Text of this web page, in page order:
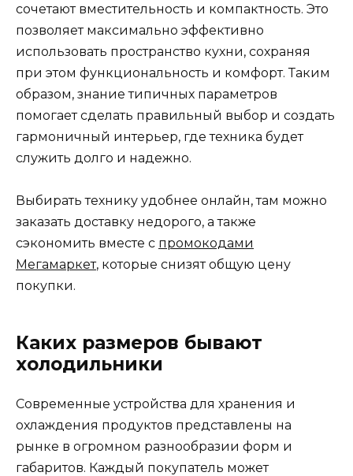
сочетают вместительность и компактность. Это
позволяет максимально эффективно
использовать пространство кухни, сохраняя
при этом функциональность и комфорт. Таким
образом, знание типичных параметров
помогает сделать правильный выбор и создать
гармоничный интерьер, где техника будет
служить долго и надежно.
Выбирать технику удобнее онлайн, там можно
заказать доставку недорого, а также
сэкономить вместе с промокодами
Мегамаркет, которые снизят общую цену
покупки.
Каких размеров бывают
холодильники
Современные устройства для хранения и
охлаждения продуктов представлены на
рынке в огромном разнообразии форм и
габаритов. Каждый покупатель может